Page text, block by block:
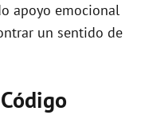
apoyo emocional
un sentido de